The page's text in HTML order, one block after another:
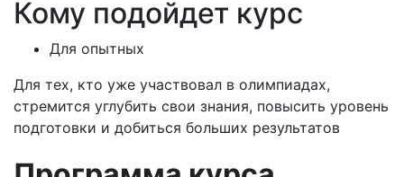
Кому подойдет курс
Для опытных
Для тех, кто уже участвовал в олимпиадах,
стремится углубить свои знания, повысить уровень
подготовки и добиться больших результатов